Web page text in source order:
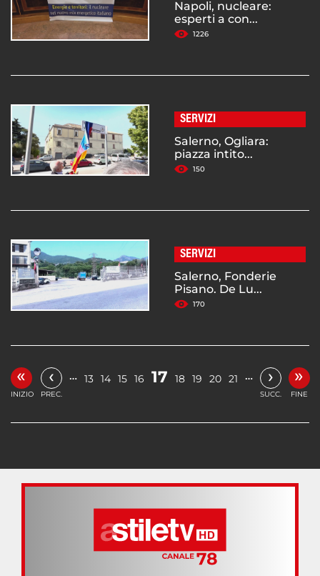
Napoli, nucleare:
esperti a con...
1226
SERVIZI
Salerno, Ogliara:
piazza intito...
150
SERVIZI
Salerno, Fonderie
Pisano. De Lu...
170
«
INIZIO
‹
PREC.
… 13 14 15 16 17 18 19 20 21 … ›
SUCC.
»
FINE